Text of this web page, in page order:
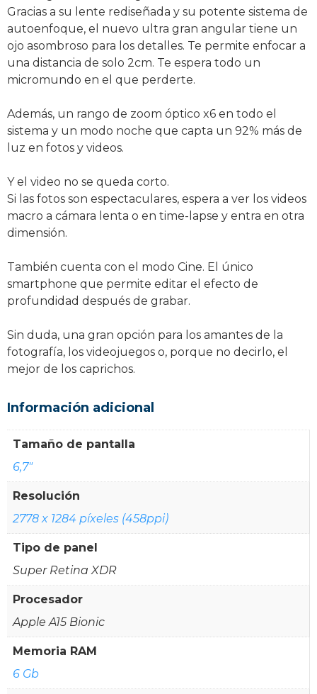
Gracias a su lente rediseñada y su potente sistema de
autoenfoque, el nuevo ultra gran angular tiene un
ojo asombroso para los detalles. Te permite enfocar a
una distancia de solo 2cm. Te espera todo un
micromundo en el que perderte.
Además, un rango de zoom óptico x6 en todo el
sistema y un modo noche que capta un 92% más de
luz en fotos y videos.
Y el video no se queda corto.
Si las fotos son espectaculares, espera a ver los videos
macro a cámara lenta o en time-lapse y entra en otra
dimensión.
También cuenta con el modo Cine. El único
smartphone que permite editar el efecto de
profundidad después de grabar.
Sin duda, una gran opción para los amantes de la
fotografía, los videojuegos o, porque no decirlo, el
mejor de los caprichos.
Información adicional
Tamaño de pantalla
6,7"
Resolución
2778 x 1284 píxeles (458ppi)
Tipo de panel
Super Retina XDR
Procesador
Apple A15 Bionic
Memoria RAM
6 Gb